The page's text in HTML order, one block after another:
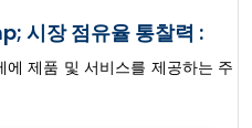
시장 점유율 통찰력 :
제품 및 서비스를 제공하는 주